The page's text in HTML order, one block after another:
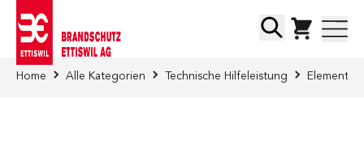
Suche
Home Alle Kategorien Technische Hilfeleistung Elementar